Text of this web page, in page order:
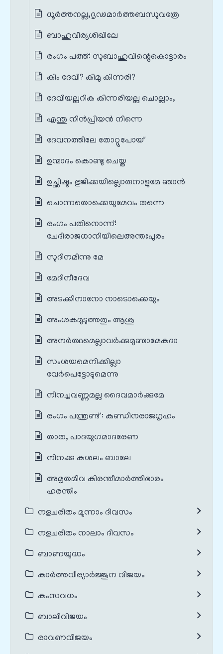
ധൂർത്തനല്ല,ദൃഢമാർത്തബന്ധുവത്രേ
ബാഹുവീര്യശിഖിലേ
രംഗം പത്ത്‌: സുബാഹുവിന്റെകൊട്ടാരം
കിം ദേവീ? കിമു കിന്നരി?
ദേവിയല്ലറിക കിന്നരിയല്ല ചൊല്ലാം,
എന്തു നിൻപ്രിയൻ നിന്നെ
ദേവനത്തിലേ തോറ്റുപോയ്‌
ഉന്മാദം കൊണ്ടു ചെയ്ത
ഉച്ഛിഷ്ടം ഭുജിക്കയില്ലൊരുനാളുമേ ഞാൻ
ചൊന്നതൊക്കെയുമേവം തന്നെ
രംഗം പതിനൊന്ന്‌:
ചേദിരാജധാനിയിലെഅന്തഃപുരം
സുദിനമിന്നു മേ
മേദിനീദേവ
അടക്കിനാനോ നാടൊക്കെയും
അംശകമുടുത്തതും ആശു
അനർത്ഥമെല്ലാവർക്കുമുണ്ടാമേകദാ
സംശയമെനിക്കില്ലാ
വേർപെട്ടോടുമെന്നു
നിനച്ചവണ്ണമല്ല ദൈവമാർക്കുമേ
രംഗം പന്ത്രണ്ട്‌ : കുണ്ഡിനരാജഗൃഹം
താത, പാദയുഗമാദരേണ
നിനക്കു കുശലം ബാലേ
അമൃതമിവ കിരന്തീമാർത്തിഭാരം
ഹരന്തീം
നളചരിതം മൂന്നാം ദിവസം
നളചരിതം നാലാം ദിവസം
ബാണയുദ്ധം
കാർത്തവീര്യാർജ്ജുന വിജയം
കംസവധം
ബാലിവിജയം
രാവണവിജയം